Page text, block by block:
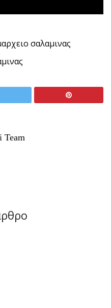
σαλαμινας
Team